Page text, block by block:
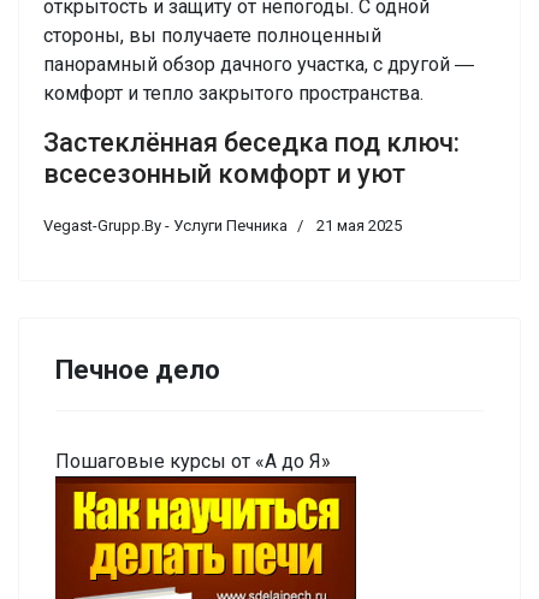
открытость и защиту от непогоды. С одной
стороны, вы получаете полноценный
панорамный обзор дачного участка, с другой ―
комфорт и тепло закрытого пространства.
Застеклённая беседка под ключ:
всесезонный комфорт и уют
Vegast-Grupp.By - Услуги Печника 21 мая 2025
Печное дело
Пошаговые курсы от «А до Я»